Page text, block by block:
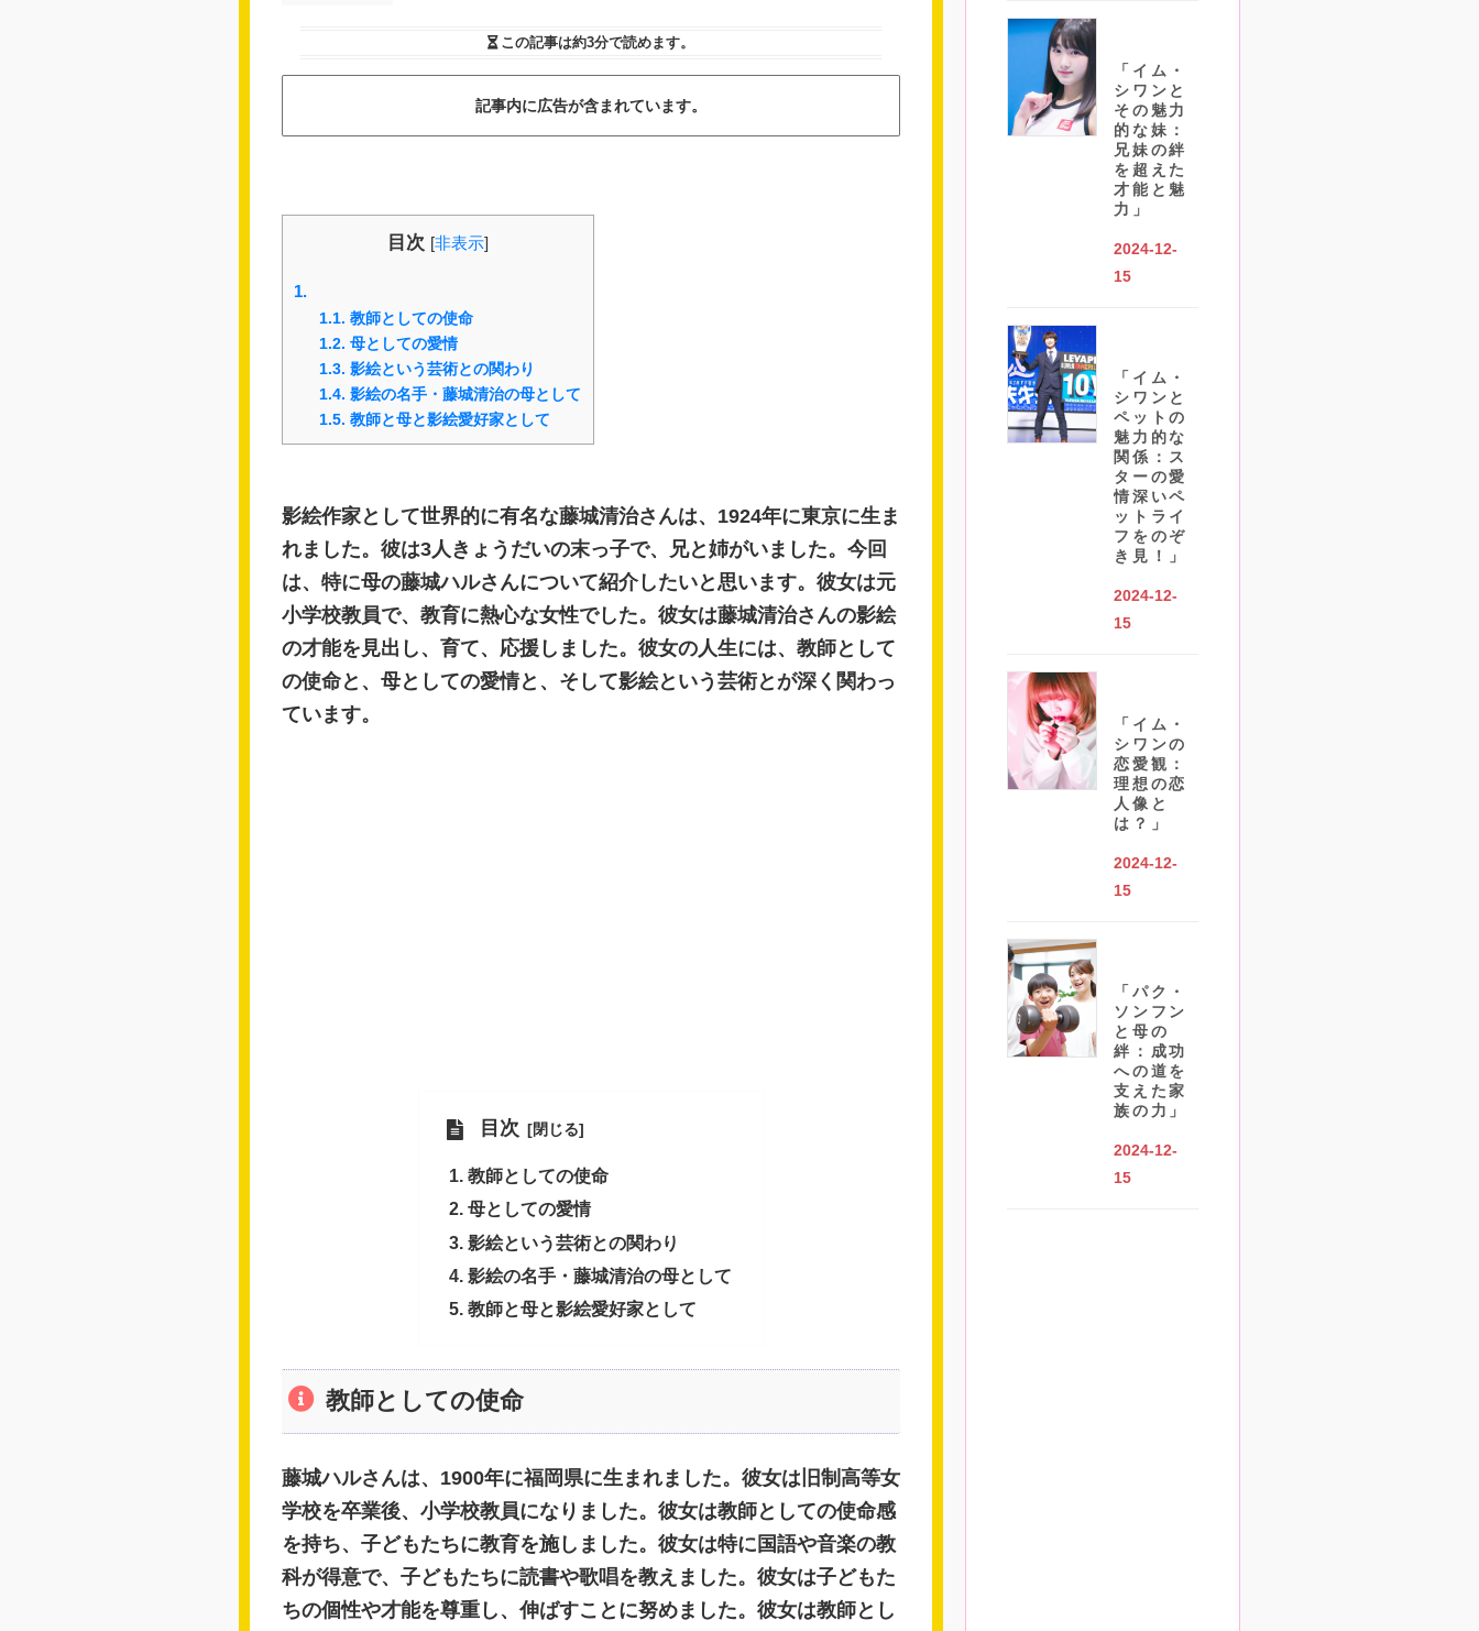
この記事は約3分で読めます。
記事内に広告が含まれています。
目次 [非表示]
1.
1.1. 教師としての使命
1.2. 母としての愛情
1.3. 影絵という芸術との関わり
1.4. 影絵の名手・藤城清治の母として
1.5. 教師と母と影絵愛好家として
影絵作家として世界的に有名な藤城清治さんは、1924年に東京に生ま
れました。彼は3人きょうだいの末っ子で、兄と姉がいました。今回
は、特に母の藤城ハルさんについて紹介したいと思います。彼女は元
小学校教員で、教育に熱心な女性でした。彼女は藤城清治さんの影絵
の才能を見出し、育て、応援しました。彼女の人生には、教師として
の使命と、母としての愛情と、そして影絵という芸術とが深く関わっ
ています。
目次
教師としての使命
母としての愛情
影絵という芸術との関わり
影絵の名手・藤城清治の母として
教師と母と影絵愛好家として
教師としての使命
藤城ハルさんは、1900年に福岡県に生まれました。彼女は旧制高等女
学校を卒業後、小学校教員になりました。彼女は教師としての使命感
を持ち、子どもたちに教育を施しました。彼女は特に国語や音楽の教
科が得意で、子どもたちに読書や歌唱を教えました。彼女は子どもた
ちの個性や才能を尊重し、伸ばすことに努めました。彼女は教師とし
「イム・
シワンと
その魅力
的な妹：
兄妹の絆
を超えた
才能と魅
力」
2024-12-
15
「イム・
シワンと
ペットの
魅力的な
関係：ス
ターの愛
情深いペ
ットライ
フをのぞ
き見！」
2024-12-
15
「イム・
シワンの
恋愛観：
理想の恋
人像と
は？」
2024-12-
15
「パク・
ソンフン
と母の
絆：成功
への道を
支えた家
族の力」
2024-12-
15